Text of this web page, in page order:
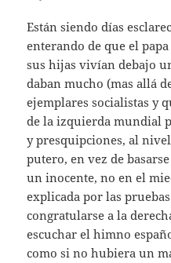
Están siendo días
enterando de que el
sus hijas vivían debajo
daban mucho (mas allá
ejemplares socialistas y
de la izquierda mundial
y presquipciones, al
putero, en vez de
un inocente, no en el
explicada por las
congratularse a la
escuchar el himno
como si no hubiera un